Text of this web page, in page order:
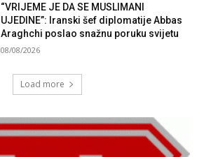
“VRIJEME JE DA SE MUSLIMANI
UJEDINE”: Iranski šef diplomatije Abbas
Araghchi poslao snažnu poruku svijetu
08/08/2026
Load more